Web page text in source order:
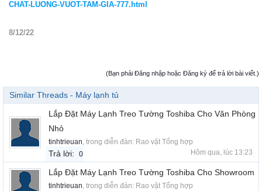
CHAT-LUONG-VUOT-TAM-GIA-777.html
8/12/22
(Bạn phải Đăng nhập hoặc Đăng ký để trả lời bài viết.)
Similar Threads - Máy lạnh tủ
Lắp Đặt Máy Lạnh Treo Tường Toshiba Cho Văn Phòng
Nhỏ
tinhtrieuan, trong diễn đàn: Rao vặt Tổng hợp
Trả lời: 0 Hôm qua, lúc 13:23
Lắp Đặt Máy Lạnh Treo Tường Toshiba Cho Showroom
tinhtrieuan, trong diễn đàn: Rao vặt Tổng hợp